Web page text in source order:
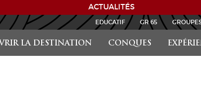
ACTUALITÉS
LA DESTINATION CONQUES
EDUCATIF GR 65